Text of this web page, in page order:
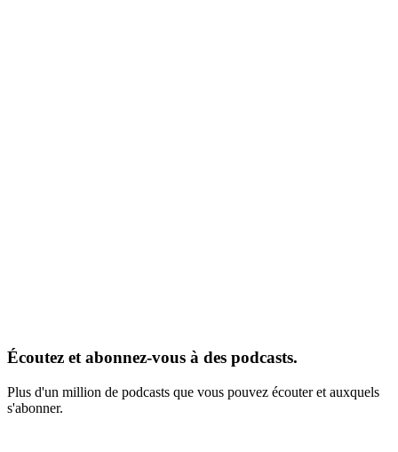
Écoutez et abonnez-vous à des podcasts.
Plus d'un million de podcasts que vous pouvez écouter et auxquels
s'abonner.